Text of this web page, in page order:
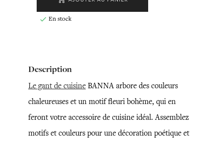
 En stock
Description
Le gant de cuisine BANNA arbore des couleurs
chaleureuses et un motif fleuri bohème, qui en
feront votre accessoire de cuisine idéal. Assemblez
motifs et couleurs pour une décoration poétique et